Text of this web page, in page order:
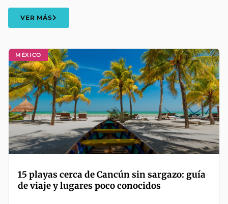
MÉXICO
15 playas cerca de Cancún sin sargazo: guía
de viaje y lugares poco conocidos
VER MÁS